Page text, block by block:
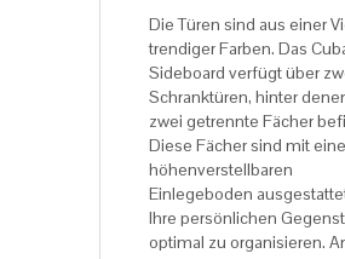
Die Türen sind aus einer
trendiger Farben. Das
Sideboard verfügt über
Schranktüren, hinter
zwei getrennte Fächer
Diese Fächer sind mit
höhenverstellbaren
Einlegeboden
Ihre persönlichen
optimal zu organisieren.